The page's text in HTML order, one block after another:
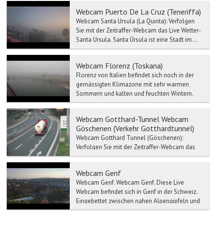
Webcam Puerto De La Cruz (Teneriffa)
Webcam Santa Ursula (La Quinta): Verfolgen
Sie mit der Zeitraffer-Webcam das Live Wetter-
Santa Ursula. Santa Úrsula ist eine Stadt im...
Webcam Florenz (Toskana)
Florenz von Italien befindet sich noch in der
gemässigten Klimazone mit sehr warmen
Sommern und kalten und feuchten Wintern.
Aufgrund seiner Lage u...
Webcam Gotthard-Tunnel Webcam
Göschenen (Verkehr Gotthardtunnel)
Webcam Gotthard Tunnel (Göschenen):
Verfolgen Sie mit der Zeitraffer-Webcam das
Live Wetter-Gotthard Tunnel. Verkehr- und
Webcam Genf
Webcam Genf. Webcam Genf. Diese Live
Webcam befindet sich in Genf in der Schweiz.
Eingebettet zwischen nahen Alpengipfeln und
...